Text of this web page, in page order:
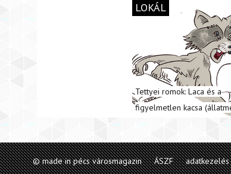
LOKÁL
Tettyei romok: Laca és a
figyelmetlen kacsa
© made in pécs városmagazin ÁSZF adatkezelés